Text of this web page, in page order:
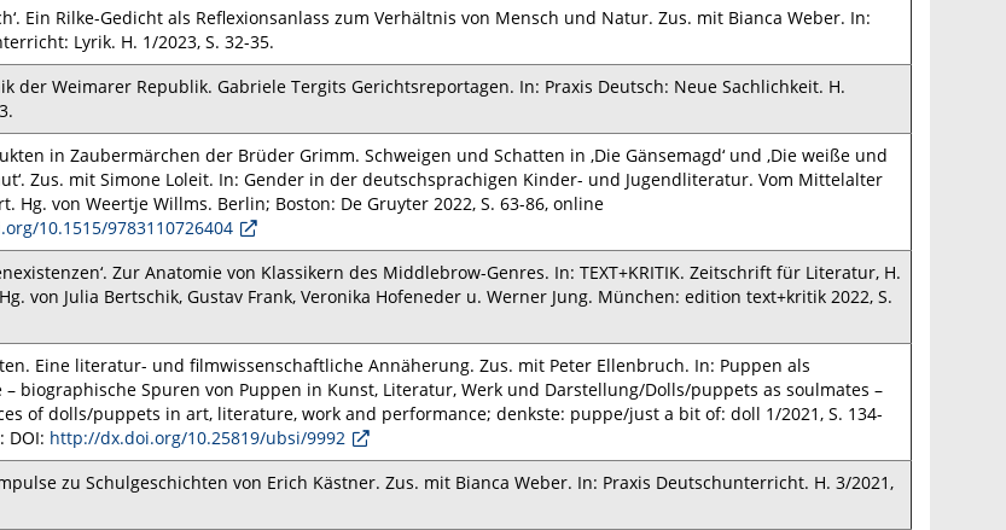
Ein Rilke-Gedicht als Reflexionsanlass zum Verhältnis von Mensch und Natur. Zus. mit Bianca Weber. In:
Lyrik. H. 1/2023, S. 32-35.
der Weimarer Republik. Gabriele Tergits Gerichtsreportagen. In: Praxis Deutsch: Neue Sachlichkeit. H.
in Zaubermärchen der Brüder Grimm. Schweigen und Schatten in ‚Die Gänsemagd‘ und ‚Die weiße und
Zus. mit Simone Loleit. In: Gender in der deutschsprachigen Kinder- und Jugendliteratur. Vom Mittelalter
Hg. von Weertje Willms. Berlin; Boston: De Gruyter 2022, S. 63-86, online
10.1515/9783110726404
Zur Anatomie von Klassikern des Middlebrow-Genres. In: TEXT+KRITIK. Zeitschrift für Literatur, H.
von Julia Bertschik, Gustav Frank, Veronika Hofeneder u. Werner Jung. München: edition text+kritik 2022, S.
Eine literatur- und filmwissenschaftliche Annäherung. Zus. mit Peter Ellenbruch. In: Puppen als
– biographische Spuren von Puppen in Kunst, Literatur, Werk und Darstellung/Dolls/puppets as soulmates –
of dolls/puppets in art, literature, work and performance; denkste: puppe/just a bit of: doll 1/2021, S. 134-
DOI: http://dx.doi.org/10.25819/ubsi/9992
zu Schulgeschichten von Erich Kästner. Zus. mit Bianca Weber. In: Praxis Deutschunterricht. H. 3/2021,